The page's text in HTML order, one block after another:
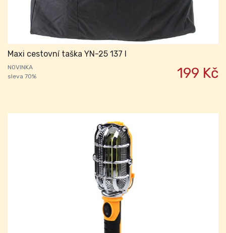
Maxi cestovní taška YN-25 137 l
NOVINKA
sleva 70%
199 Kč